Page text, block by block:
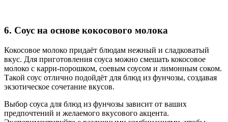
6. Соус на основе кокосового молока
Кокосовое молоко придаёт блюдам нежный и сладковатый
вкус. Для приготовления соуса можно смешать кокосовое
молоко с карри-порошком, соевым соусом и лимонным соком.
Такой соус отлично подойдёт для блюд из фунчозы, создавая
экзотическое сочетание вкусов.
Выбор соуса для блюд из фунчозы зависит от ваших
предпочтений и желаемого вкусового акцента.